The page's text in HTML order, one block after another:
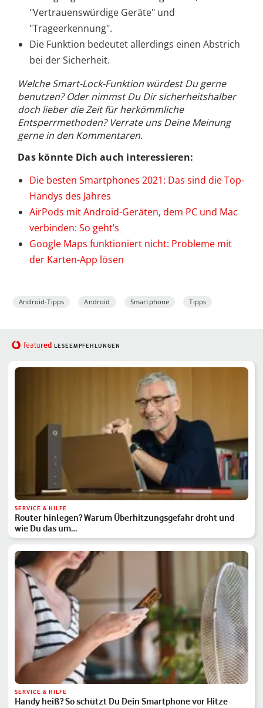
"Vertrauenswürdige Geräte" und
"Trageerkennung".
Die Funktion bedeutet allerdings einen Abstrich
bei der Sicherheit.
Welche Smart-Lock-Funktion würdest Du gerne
benutzen? Oder nimmst Du Dir sicherheitshalber
doch lieber die Zeit für herkömmliche
Entsperrmethoden? Verrate uns Deine Meinung
gerne in den Kommentaren.
Das könnte Dich auch interessieren:
Die besten Smartphones 2021: Das sind die Top-
Handys des Jahres
AirPods mit Android-Geräten, dem PC und Mac
verbinden: So geht’s
Google Maps funktioniert nicht: Probleme mit
der Karten-App lösen
Android-Tipps Android Smartphone Tipps
featured LESEEMPFEHLUNGEN
SERVICE & HILFE
Router hinlegen? Warum Überhitzungsgefahr droht und
wie Du das um…
SERVICE & HILFE
Handy heiß? So schützt Du Dein Smartphone vor Hitze